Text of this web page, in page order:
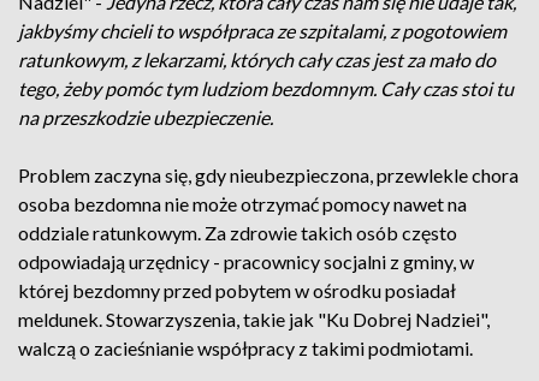
jakbyśmy chcieli to współpraca ze szpitalami, z pogotowiem
ratunkowym, z lekarzami, których cały czas jest za mało do
tego, żeby pomóc tym ludziom bezdomnym. Cały czas stoi tu
na przeszkodzie ubezpieczenie.
Problem zaczyna się, gdy nieubezpieczona, przewlekle chora
osoba bezdomna nie może otrzymać pomocy nawet na
oddziale ratunkowym. Za zdrowie takich osób często
odpowiadają urzędnicy - pracownicy socjalni z gminy, w
której bezdomny przed pobytem w ośrodku posiadał
meldunek. Stowarzyszenia, takie jak "Ku Dobrej Nadziei",
walczą o zacieśnianie współpracy z takimi podmiotami.